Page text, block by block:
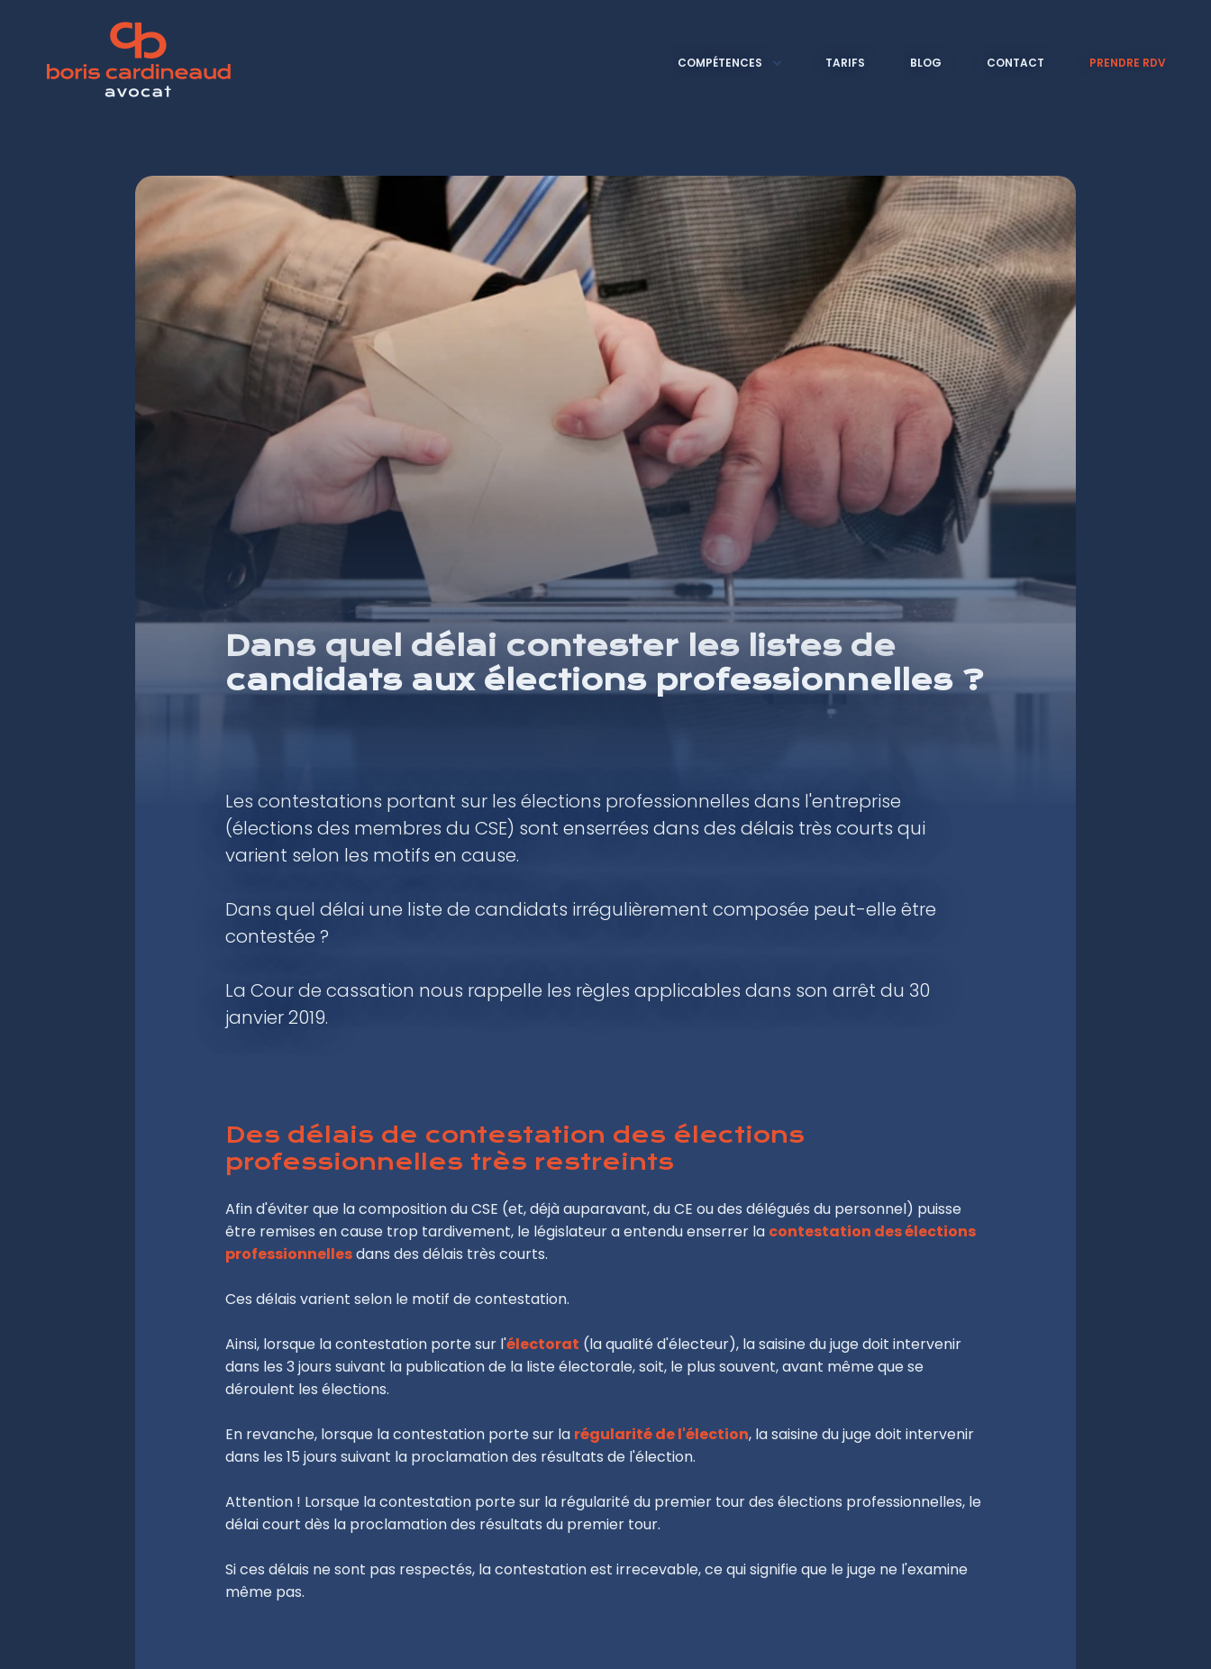
COMPÉTENCES TARIFS BLOG CONTACT PRENDRE RDV
Dans quel délai contester les listes de
candidats aux élections professionnelles ?
Les contestations portant sur les élections professionnelles dans l'entreprise
(élections des membres du CSE) sont enserrées dans des délais très courts qui
varient selon les motifs en cause.
Dans quel délai une liste de candidats irrégulièrement composée peut-elle être
contestée ?
La Cour de cassation nous rappelle les règles applicables dans son arrêt du 30
janvier 2019.
Des délais de contestation des élections
professionnelles très restreints
Afin d'éviter que la composition du CSE (et, déjà auparavant, du CE ou des délégués du personnel) puisse
être remises en cause trop tardivement, le législateur a entendu enserrer la contestation des élections
professionnellesdans des délais très courts.
Ces délais varient selon le motif de contestation.
Ainsi, lorsque la contestation porte sur l'électorat (la qualité d'électeur), la saisine du juge doit intervenir
dans les 3 jours suivant la publication de la liste électorale, soit, le plus souvent, avant même que se
déroulent les élections.
En revanche, lorsque la contestation porte sur la régularité de l'élection, la saisine du juge doit intervenir
dans les 15 jours suivant la proclamation des résultats de l'élection.
Attention ! Lorsque la contestation porte sur la régularité du premier tour des élections professionnelles, le
délai court dès la proclamation des résultats du premier tour.
Si ces délais ne sont pas respectés, la contestation est irrecevable, ce qui signifie que le juge ne l'examine
même pas.